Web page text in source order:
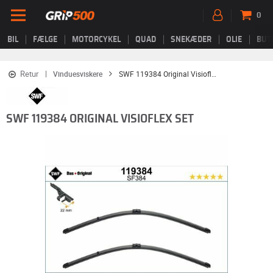
BIL FÆLGE MOTORCYKEL QUAD SNEKÆDER OLIE
0
Retur Vinduesviskere
SWF 119384 ORIGINAL VISIOFLEX SET